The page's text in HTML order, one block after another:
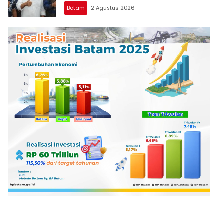
Batam 2 Agustus 2026